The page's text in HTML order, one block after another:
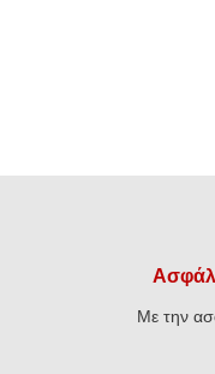
Με την